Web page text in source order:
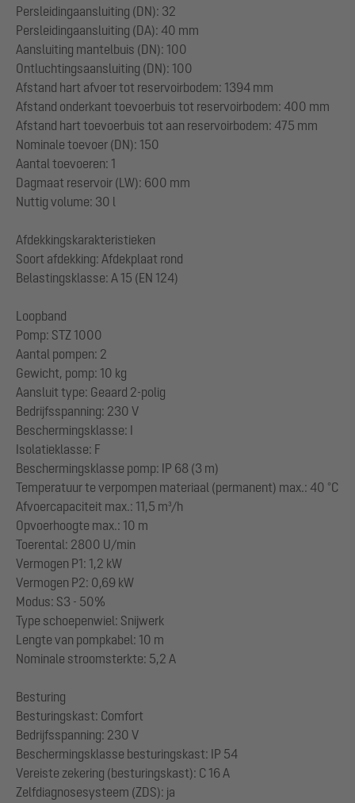
Persleidingaansluiting (DN): 32
Persleidingaansluiting (DA): 40 mm
Aansluiting mantelbuis (DN): 100
Ontluchtingsaansluiting (DN): 100
Afstand hart afvoer tot reservoirbodem: 1394 mm
Afstand onderkant toevoerbuis tot reservoirbodem: 400 mm
Afstand hart toevoerbuis tot aan reservoirbodem: 475 mm
Nominale toevoer (DN): 150
Aantal toevoeren: 1
Dagmaat reservoir (LW): 600 mm
Nuttig volume: 30 l
Afdekkingskarakteristieken
Soort afdekking: Afdekplaat rond
Belastingsklasse: A 15 (EN 124)
Loopband
Pomp: STZ 1000
Aantal pompen: 2
Gewicht, pomp: 10 kg
Aansluit type: Geaard 2-polig
Bedrijfsspanning: 230 V
Beschermingsklasse: I
Isolatieklasse: F
Beschermingsklasse pomp: IP 68 (3 m)
Temperatuur te verpompen materiaal (permanent) max.: 40 °C
Afvoercapaciteit max.: 11,5 m³/h
Opvoerhoogte max.: 10 m
Toerental: 2800 U/min
Vermogen P1: 1,2 kW
Vermogen P2: 0,69 kW
Modus: S3 - 50%
Type schoepenwiel: Snijwerk
Lengte van pompkabel: 10 m
Nominale stroomsterkte: 5,2 A
Besturing
Besturingskast: Comfort
Bedrijfsspanning: 230 V
Beschermingsklasse besturingskast: IP 54
Vereiste zekering (besturingskast): C 16 A
Zelfdiagnosesysteem (ZDS): ja